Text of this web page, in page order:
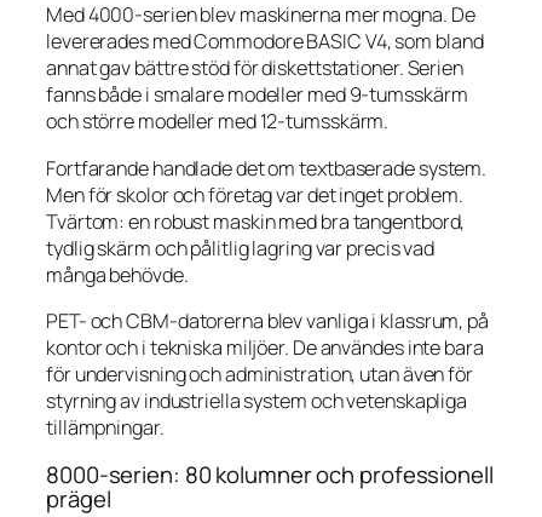
Med 4000-serien blev maskinerna mer mogna. De
levererades med Commodore BASIC V4, som bland
annat gav bättre stöd för diskettstationer. Serien
fanns både i smalare modeller med 9-tumsskärm
och större modeller med 12-tumsskärm.
Fortfarande handlade det om textbaserade system.
Men för skolor och företag var det inget problem.
Tvärtom: en robust maskin med bra tangentbord,
tydlig skärm och pålitlig lagring var precis vad
många behövde.
PET- och CBM-datorerna blev vanliga i klassrum, på
kontor och i tekniska miljöer. De användes inte bara
för undervisning och administration, utan även för
styrning av industriella system och vetenskapliga
tillämpningar.
8000-serien: 80 kolumner och professionell
prägel